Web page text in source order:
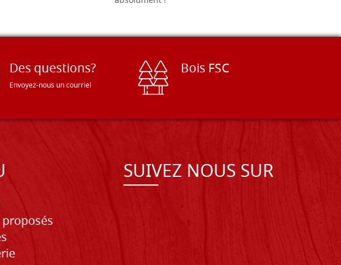
Des questions?
Envoyez-nous un courriel
Bois FSC
SUIVEZ NOUS SUR